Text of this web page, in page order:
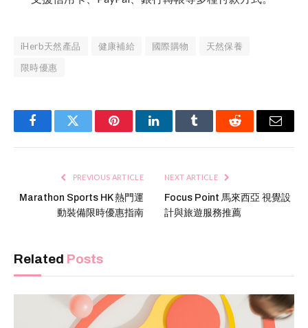
iHerb天然產品 健康補給 國際購物
天然保養
限時優惠
FacebookTwitter PinterestLinkedInTumblr Reddit Email
PREVIOUS ARTICLE
Marathon Sports HK 熱門運
動裝備限時優惠指南
NEXT ARTICLE
Focus Point 馬來西亞 視覺設
計與旅遊服務推薦
Related Posts